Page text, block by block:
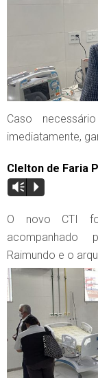
Caso
imediatamente,
Clelton de Faria
Vm P
O novo CTI
acompanhado
Raimundo e o